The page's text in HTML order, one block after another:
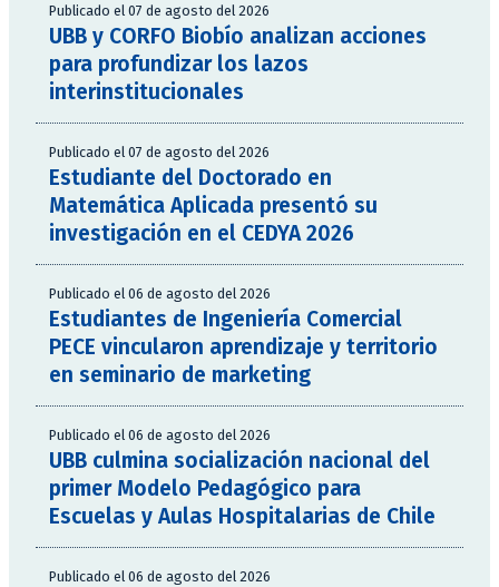
Publicado el 07 de agosto del 2026
UBB y CORFO Biobío analizan acciones
para profundizar los lazos
interinstitucionales
Publicado el 07 de agosto del 2026
Estudiante del Doctorado en
Matemática Aplicada presentó su
investigación en el CEDYA 2026
Publicado el 06 de agosto del 2026
Estudiantes de Ingeniería Comercial
PECE vincularon aprendizaje y territorio
en seminario de marketing
Publicado el 06 de agosto del 2026
UBB culmina socialización nacional del
primer Modelo Pedagógico para
Escuelas y Aulas Hospitalarias de Chile
Publicado el 06 de agosto del 2026